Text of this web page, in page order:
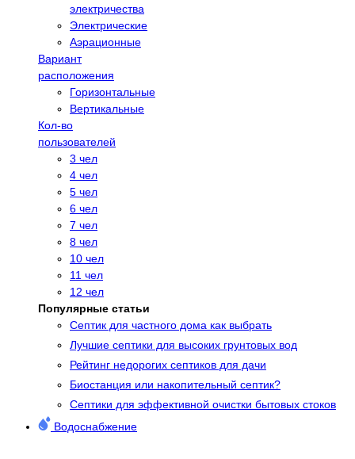
электричества
Электрические
Аэрационные
Вариант
расположения
Горизонтальные
Вертикальные
Кол-во
пользователей
3 чел
4 чел
5 чел
6 чел
7 чел
8 чел
10 чел
11 чел
12 чел
Популярные статьи
Cептик для частного дома как выбрать
Лучшие септики для высоких грунтовых вод
Рейтинг недорогих септиков для дачи
Биостанция или накопительный септик?
Септики для эффективной очистки бытовых стоков
Водоснабжение